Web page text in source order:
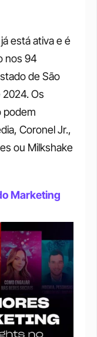
está ativa e é
nos 94
de São
2024. Os
podem
Coronel Jr.,
ou Milkshake
Marketing